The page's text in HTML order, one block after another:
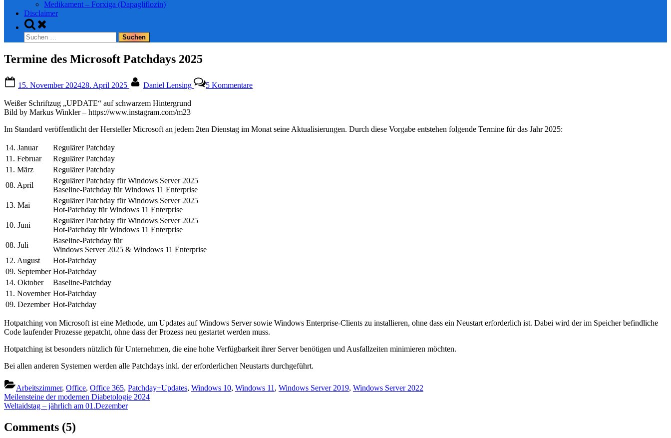
Medikament – Forxiga (Dapagliflozin)
Disclaimer
Toggle
search
form
Suchen
nach:
Termine des Microsoft Patchdays 2025
on
15. November 202428. April 2025 Daniel Lensing 5 KommentareTermine
2025
Weißer Schriftzug „UPDATE“ auf schwarzem Hintergrund
Bild by Markus Winkler – https://www.instagram.com/m23
Im Standard veröffentlicht der Hersteller Microsoft an jedem 2ten Dienstag im Monat seine Aktualisierungen. Durch diese Vorgabe entstehen folgende Termine für das Jahr 2025:
14. Januar
Regulärer Patchday
11. Februar
Regulärer Patchday
11. März
Regulärer Patchday
08. April
Regulärer Patchday für Windows Server 2025
Baseline-Patchday für Windows 11 Enterprise
13. Mai
Regulärer Patchday für Windows Server 2025
Hot-Patchday für Windows 11 Enterprise
10. Juni
Regulärer Patchday für Windows Server 2025
Hot-Patchday für Windows 11 Enterprise
08. Juli
Baseline-Patchday für
Windows Server 2025 & Windows 11 Enterprise
12. August
Hot-Patchday
09. September Hot-Patchday
14. Oktober
Baseline-Patchday
11. November Hot-Patchday
09. Dezember Hot-Patchday
Hotpatching von Microsoft ist eine Methode, um Updates auf Windows Server sowie Windows Enterprise-Clients zu installieren, ohne dass ein Neustart erforderlich ist. Dabei wird der im Speicher befindliche
Code laufender Prozesse gepatcht, ohne dass der Prozess neu gestartet werden muss.
Hotpatching ist besonders nützlich für Unternehmen, die eine hohe Verfügbarkeit ihrer Server benötigen und Ausfallzeiten minimieren möchten.
Bei allen anderen Systemen werden alle Patchdays inkl. der erforderlichen Neustarts durchgeführt.
Arbeitszimmer, Office, Office 365, Patchday+Updates, Windows 10, Windows 11 , Windows Server 2019, Windows Server 2022
Beitragsnavigation
Previous
Post:
Meilensteine der modernen Diabetologie 2024
Next
Weltaidstag – jährlich am 01.Dezember
Comments (5)